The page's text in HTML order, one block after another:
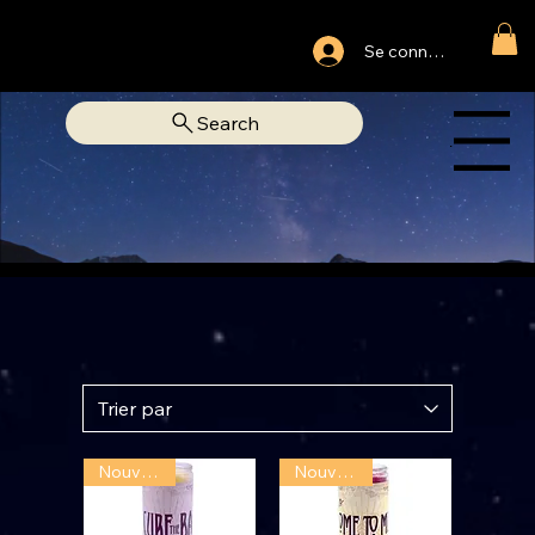
Se connecter
LIBRAIRIE SPIRITUELLE
Menu
Search
Nouveauté Nouveauté